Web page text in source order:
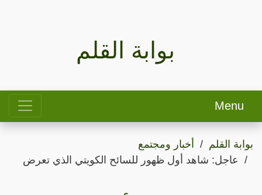
بوابة القلم
Menu
بوابة القلم
أخبار ومجتمع
عاجل: شاهد أول ظهور للسائح الكويتي الذي تعرض